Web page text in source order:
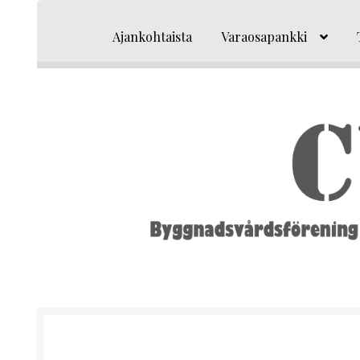
navigointiin
sisältöön
Ajankohtaista Varaosapankki